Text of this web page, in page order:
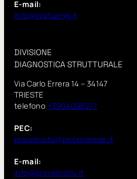
E-mail:
info@insitueng.it
DIVISIONE
DIAGNOSTICA STRUTTURALE
Via Carlo Errera 14 – 34147
TRIESTE
telefono +3904098277
PEC:
proveinsitu@pecimprese.it
E-mail:
info@proveinsitu.it